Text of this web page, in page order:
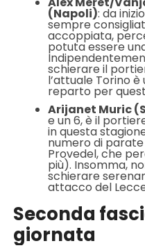
(Napoli): da
sempre
accoppiata,
potuta essere
schierare il
l’attuale Torino
reparto per
Arijanet Muric
e un 6, è il
in questa
numero di
Provedel, che
più). Insomma,
schierare
attacco del
Seconda
giornata